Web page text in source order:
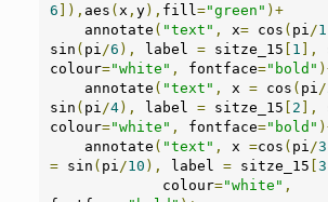
6 ]), aes ( x ,y), fill="green" )+
    annotate
( "text" , x= cos ( pi /
sin ( pi /6 ), label = sitze_15 [ 1 ],
colour="white" , fontface="bold"
    annotate
( "text" , x = cos ( pi /
sin ( pi /4), label = sitze_15 [ 2 ],
colour="white" , fontface="bold"
    annotate
( "text" , x =cos ( pi /
= sin ( pi /10 ), label = sitze_15 [3
             colour
="white" ,